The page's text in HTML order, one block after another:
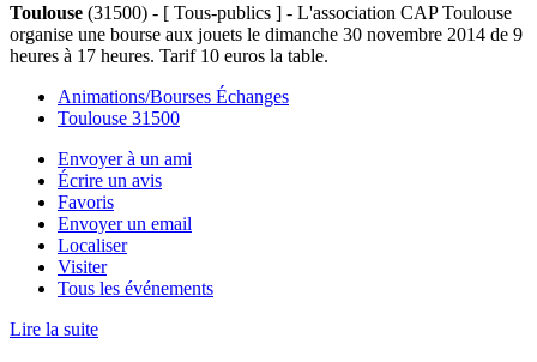
Toulouse (31500) - [ Tous-publics ] - L'association CAP Toulouse
organise une bourse aux jouets le dimanche 30 novembre 2014 de 9
heures à 17 heures. Tarif 10 euros la table.
Animations/Bourses Échanges
Toulouse 31500
Envoyer à un ami
Écrire un avis
Favoris
Envoyer un email
Localiser
Visiter
Tous les événements
Lire la suite